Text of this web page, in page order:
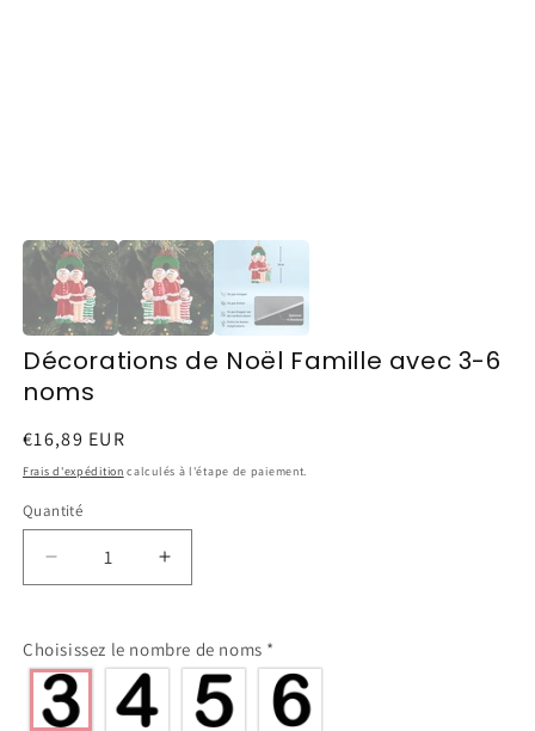
Décorations de Noël Famille avec 3-6
noms
Prix
habituel
€16,89 EUR
Frais d'expédition calculés à l'étape de paiement.
Quantité
Réduire
la
de
Décorations
de
Noël
Augmenter
la
de
Décorations
Noël
Choisissez le nombre de noms *